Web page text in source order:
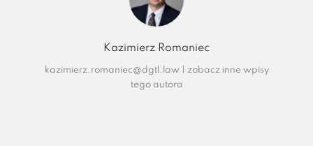
Kazimierz Romaniec
kazimierz.romaniec@dgtl.law
zobacz inne wpisy
tego autora